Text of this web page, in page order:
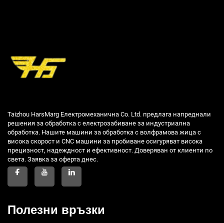
Taizhou HarsMarg Електромеханична Co. Ltd. предлага напреднали
решения за обработка с електрозабиване за индустриална
обработка. Нашите машини за обработка с волфрамова жица с
висока скорост и CNC машини за пробиване осигуряват висока
прецизност, надеждност и ефективност. Доверяван от клиенти по
света. Заявка за оферта днес.
Полезни връзки